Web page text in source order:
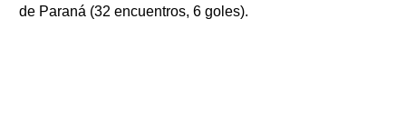
de Paraná (32 encuentros, 6 goles).